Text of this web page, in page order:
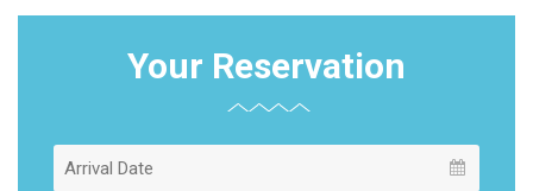
Your Reservation